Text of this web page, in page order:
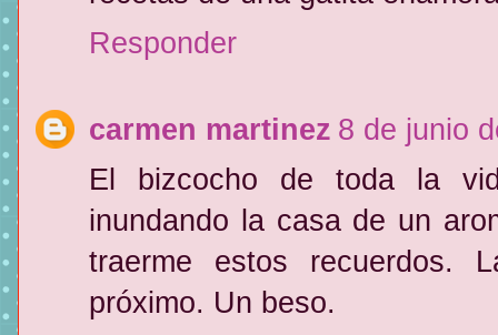
Responder
carmen martinez 8 de junio
El bizcocho de toda la
inundando la casa de un
traerme estos recuerdos.
próximo. Un beso.